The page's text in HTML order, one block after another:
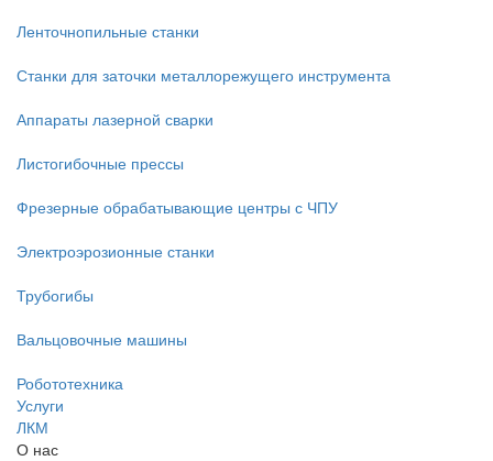
Ленточнопильные станки
Станки для заточки металлорежущего инструмента
Аппараты лазерной сварки
Листогибочные прессы
Фрезерные обрабатывающие центры с ЧПУ
Электроэрозионные станки
Трубогибы
Вальцовочные машины
Робототехника
Услуги
ЛКМ
О нас